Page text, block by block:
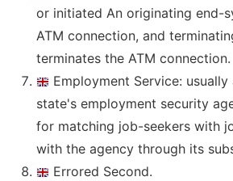
or initiated An originating end-
ATM connection, and
terminates the ATM connection.
Employment Service:
state's employment security
for matching job-seekers with
with the agency through its
Errored Second.